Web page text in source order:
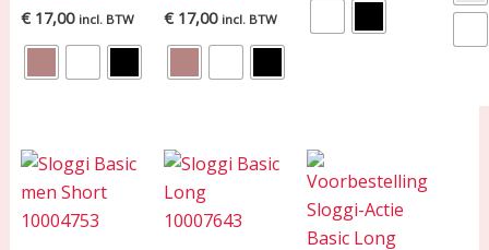
€17,00 incl. BTW €17,00 incl. BTW